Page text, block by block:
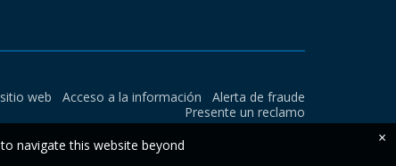
web Acceso a la información
Alerta de fraude
Presente un reclamo
navigate this website beyond
×